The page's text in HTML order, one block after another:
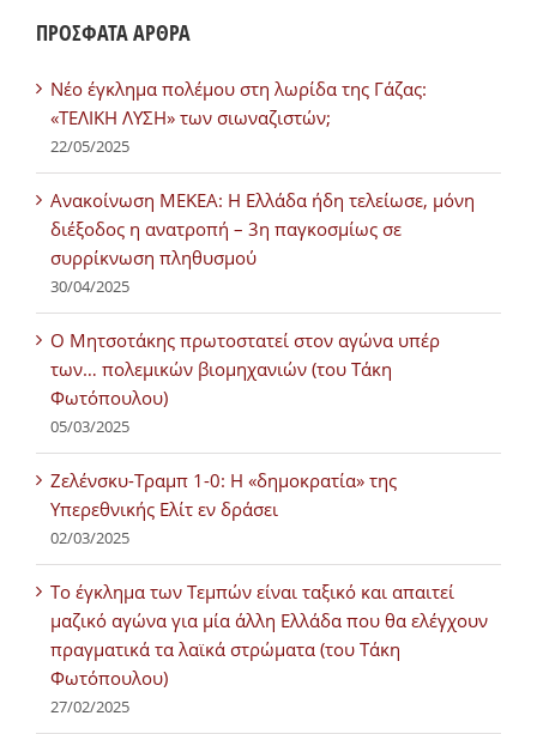
ΠΡΟΣΦΑΤΑ ΑΡΘΡΑ
Νέο έγκλημα πολέμου στη λωρίδα της Γάζας:
«ΤΕΛΙΚΗ ΛΥΣΗ» των σιωναζιστών;
22/05/2025
Ανακοίνωση ΜΕΚΕΑ: Η Ελλάδα ήδη τελείωσε, μόνη
διέξοδος η ανατροπή – 3η παγκοσμίως σε
συρρίκνωση πληθυσμού
30/04/2025
Ο Μητσοτάκης πρωτοστατεί στον αγώνα υπέρ
των… πολεμικών βιομηχανιών (του Τάκη
Φωτόπουλου)
05/03/2025
Ζελένσκυ-Τραμπ 1-0: Η «δημοκρατία» της
Υπερεθνικής Ελίτ εν δράσει
02/03/2025
Tο έγκλημα των Τεμπών είναι ταξικό και απαιτεί
μαζικό αγώνα για μία άλλη Ελλάδα που θα ελέγχουν
πραγματικά τα λαϊκά στρώματα (του Τάκη
Φωτόπουλου)
27/02/2025